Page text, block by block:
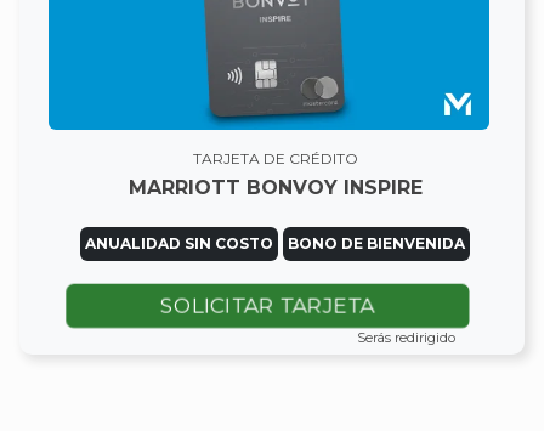
TARJETA DE CRÉDITO
MARRIOTT BONVOY INSPIRE
ANUALIDAD SIN COSTO BONO DE BIENVENIDA
SOLICITAR TARJETA
Serás redirigido